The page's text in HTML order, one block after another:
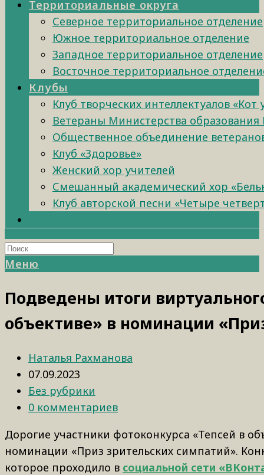
Территориальные округа
Северное территориальное отделение
Южное территориальное отделение
Западное территориальное отделение
Восточное территориальное
Клубы
Клуб творческих интеллектуалов «Кот
Ветераны Министерства образования
Общественное объединение
Клуб «Здоровье»
Женский хор учителей
Смешанный академический хор
Клуб авторской песни «Четыре
Меню
Подведены итоги
объективе» в номинации
Наталья Рахманова
07.09.2023
Без рубрики
0 комментариев
Дорогие участники фотоконкурса «Тепсей в
номинации «Приз зрительских симпатий».
которое проходило в социальной сети